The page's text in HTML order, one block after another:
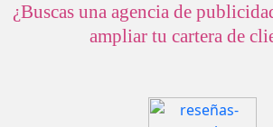
¿Buscas una agencia de
ampliar tu cartera de